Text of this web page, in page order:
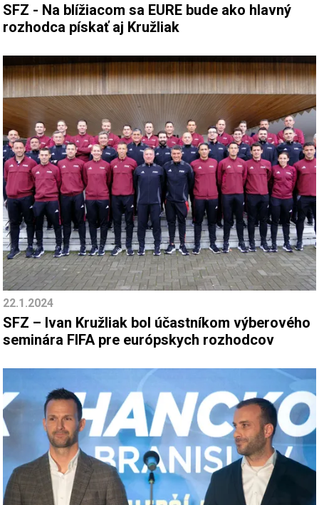
SFZ - Na blížiacom sa EURE bude ako hlavný
rozhodca pískať aj Kružliak
22.1.2024
SFZ – Ivan Kružliak bol účastníkom výberového
seminára FIFA pre európskych rozhodcov